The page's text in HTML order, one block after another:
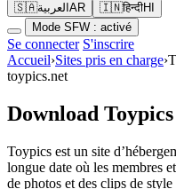
🇸🇦العربية AR 🇮🇳हिन्दीHI
Mode SFW : activé
Se connecter S'inscrire
Accueil›Sites pris en charge›
toypics.net
Download
Toypics est un site
longue date où les membres
de photos et des clips de